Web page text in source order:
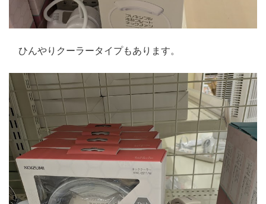
ひんやりクーラータイプもあります。